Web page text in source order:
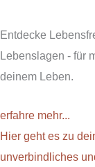
Entdecke
Lebenslagen - für
deinem Leben.
erfahre mehr...
Hier geht es zu
unverbindliches